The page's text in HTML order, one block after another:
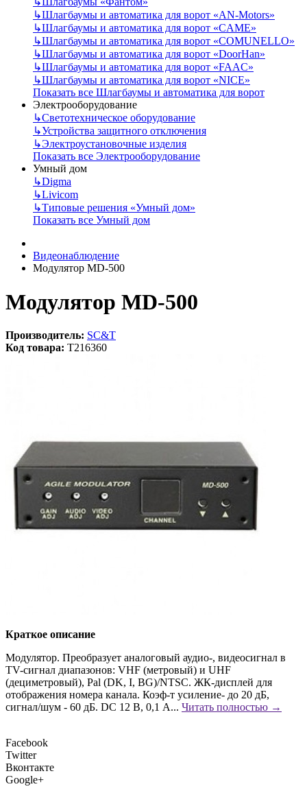
↳Шлагбаумы и автоматика для ворот «AN-Motors»
↳Шлагбаумы и автоматика для ворот «CAME»
↳Шлагбаумы и автоматика для ворот «COMUNELLO»
↳Шлагбаумы и автоматика для ворот «DoorHan»
↳Шлагбаумы и автоматика для ворот «FAAC»
↳Шлагбаумы и автоматика для ворот «NICE»
Показать все Шлагбаумы и автоматика для ворот
Электрооборудование
↳Светотехническое оборудование
↳Устройства защитного отключения
↳Электроустановочные изделия
Показать все Электрооборудование
Умный дом
↳Digma
↳Livicom
↳Типовые решения «Умный дом»
Показать все Умный дом
Видеонаблюдение
Модулятор MD-500
Модулятор MD-500
Производитель: SC&T
Код товара: T216360
Краткое описание
Модулятор. Преобразует аналоговый аудио-, видеосигнал в
TV-сигнал диапазонов: VHF (метровый) и UHF
(дециметровый), Pal (DK, I, BG)/NTSC. ЖК-дисплей для
отображения номера канала. Коэф-т усиление- до 20 дБ,
сигнал/шум - 60 дБ. DC 12 В, 0,1 А... Читать полностью →
Facebook
Twitter
Вконтакте
Google+